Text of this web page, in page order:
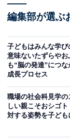
いつも家族の存
ろには。
一方で、在宅勤
要性を認められ
ますが、まった
業務であったと
編集部が選ぶ
子どもはみんな学
意味ないたずらやお
も“脳の発達”につ
成長プロセス
職場の社会科見学
しい親こそおシゴ
対する姿勢を子ども